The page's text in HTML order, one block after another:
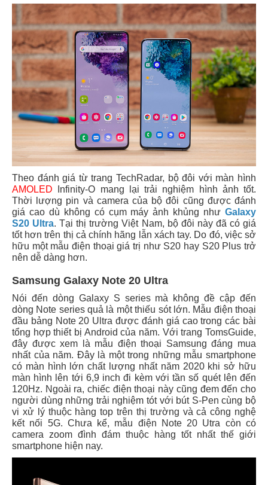
Theo đánh giá từ trang TechRadar, bộ đôi với màn hình
AMOLED Infinity-O mang lại trải nghiệm hình ảnh tốt.
Thời lượng pin và camera của bộ đôi cũng được đánh
giá cao dù không có cụm máy ảnh khủng như Galaxy
S20 Ultra. Tại thị trường Việt Nam, bộ đôi này đã có giá
tốt hơn trên thị cả chính hãng lẫn xách tay. Do đó, việc sở
hữu một mẫu điện thoại giá trị như S20 hay S20 Plus trở
nên dễ dàng hơn.
Samsung Galaxy Note 20 Ultra
Nói đến dòng Galaxy S series mà không đề cập đến
dòng Note series quả là một thiếu sót lớn. Mẫu điện thoại
đầu bảng Note 20 Ultra được đánh giá cao trong các bài
tổng hợp thiết bị Android của năm. Với trang TomsGuide,
đây được xem là mẫu điện thoại Samsung đáng mua
nhất của năm. Đây là một trong những mẫu smartphone
có màn hình lớn chất lượng nhất năm 2020 khi sở hữu
màn hình lên tới 6,9 inch đi kèm với tần số quét lên đến
120Hz. Ngoài ra, chiếc điện thoại này cũng đem đến cho
người dùng những trải nghiệm tót với bút S-Pen cùng bộ
vi xử lý thuộc hàng top trên thị trường và cả công nghệ
kết nối 5G. Chưa kể, mẫu điện Note 20 Utra còn có
camera zoom đình đám thuộc hàng tốt nhất thế giới
smartphone hiện nay.